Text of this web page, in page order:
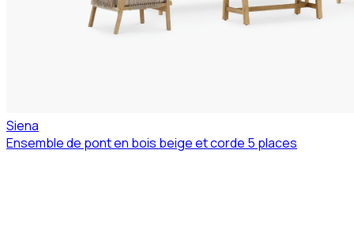
Siena
Ensemble de pont en bois beige et corde 5 places